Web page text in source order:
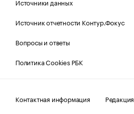
Источники данных
Источник отчетности Контур.Фокус
Вопросы и ответы
Политика Cookies РБК
Контактная информация
Редакция